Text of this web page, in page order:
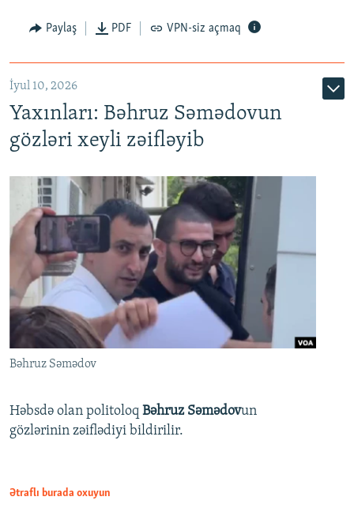
Paylaş PDF VPN-siz açmaq
İyul 10, 2026
Yaxınları: Bəhruz Səmədovun
gözləri xeyli zəifləyib
Bəhruz Səmədov
Həbsdə olan politoloq Bəhruz Səmədovun
gözlərinin zəiflədiyi bildirilir.
Ətraflı burada oxuyun